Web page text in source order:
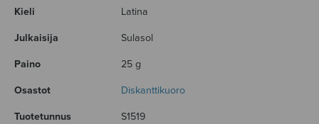
Kieli
Latina
Julkaisija Sulasol
Paino 25 g
Osastot Diskanttikuoro
Tuotetunnus S1519